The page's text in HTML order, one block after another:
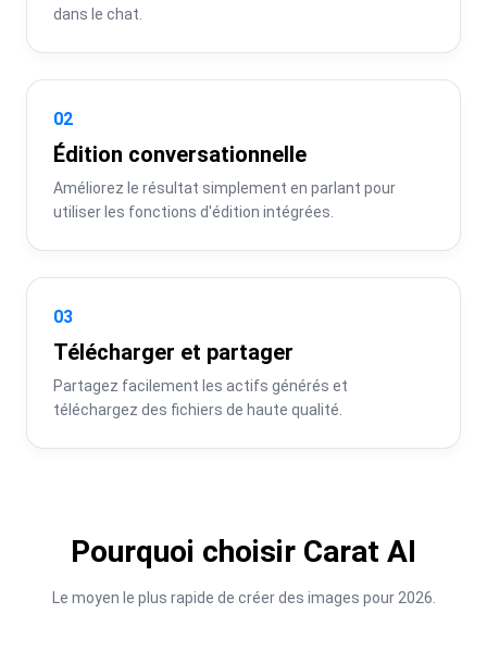
dans le chat.
02
Édition conversationnelle
Améliorez le résultat simplement en parlant pour
utiliser les fonctions d'édition intégrées.
03
Télécharger et partager
Partagez facilement les actifs générés et
téléchargez des fichiers de haute qualité.
Pourquoi choisir Carat AI
Le moyen le plus rapide de créer des images pour 2026.